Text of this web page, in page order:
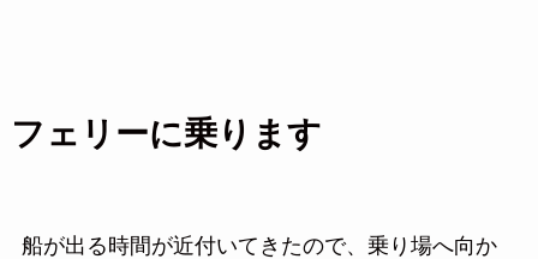
フェリーに乗ります
船が出る時間が近付いてきたので、乗り場へ向か